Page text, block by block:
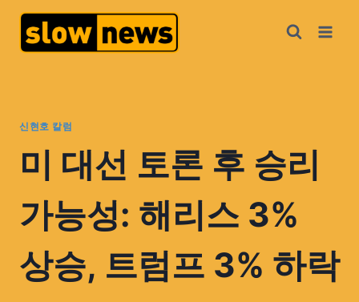
신현호 칼럼
미 대선 토론 후 승리
가능성: 해리스 3%
상승, 트럼프 3% 하락